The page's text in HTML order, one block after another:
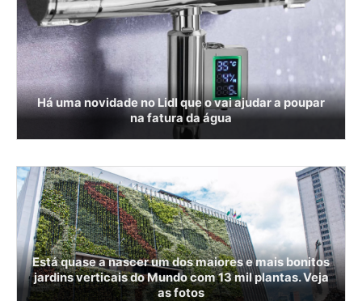
Há uma novidade no Lidl que o vai ajudar a poupar
na fatura da água
Está quase a nascer um dos maiores e mais bonitos
jardins verticais do Mundo com 13 mil plantas. Veja
as fotos